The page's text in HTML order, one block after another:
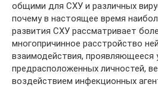
общими для СХУ и различных
почему в настоящее время
развития СХУ рассматривает
многопричинное расстройство
взаимодействия, проявляющееся
предрасположенных личностей,
воздействием инфекционных